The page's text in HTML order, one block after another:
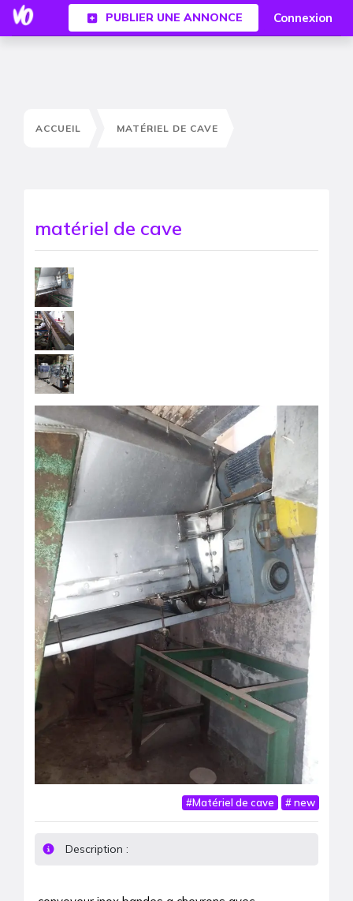
PUBLIER UNE ANNONCE Connexion
ACCUEIL MATÉRIEL DE CAVE
matériel de cave
#Matériel de cave #new
Description :